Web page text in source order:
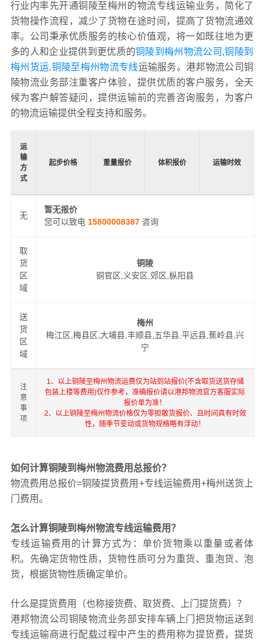
行业内率先开通铜陵至梅州的物流专线运输业务，简化了
货物操作流程，减少了货物在途时间，提高了货物流通效
率。公司秉承优质服务的核心价值观，将一如既往地为更
多的人和企业提供到更优质的铜陵到梅州物流公司,铜陵到
梅州货运,铜陵至梅州物流专线运输服务。港邦物流公司铜
陵物流业务部注重客户体验，提供优质的客户服务，全天
候为客户解答疑问，提供运输前的完善咨询服务，为客户
的物流运输提供全程支持和服务。
运
输
方
式
起步价格 重量报价 体积报价 运输时效
无
暂无报价
您可以致电 15800008387 咨询
取
货
区
域
铜陵
铜官区,义安区,郊区,枞阳县
送
货
区
域
梅州
梅江区,梅县区,大埔县,丰顺县,五华县,平远县,蕉岭县,兴
宁
注
意
事
项
1、以上铜陵至梅州物流运费仅为站到站报价(不含取货送货存储
包装上楼等费用)仅作参考，准确报价请以港邦物流官方客服实际
报价单为准！
2、以上铜陵至梅州物流价格仅为零担散货报价、且时间具有时效
性，随季节变动或货物规格略有浮动！
如何计算铜陵到梅州物流费用总报价？
物流费用总报价=铜陵提货费用+专线运输费用+梅州送货上
门费用。
怎么计算铜陵到梅州物流专线运输费用？
专线运输费用的计算方式为：单价货物乘以重量或者体
积。先确定货物性质，货物性质可分为重货、重泡货、泡
货，根据货物性质确定单价。
什么是提货费用（也称接货费、取货费、上门提货费）？
港邦物流公司铜陵物流业务部安排车辆上门把货物运送到
专线运输商进行配载过程中产生的费用称为提货费，提货